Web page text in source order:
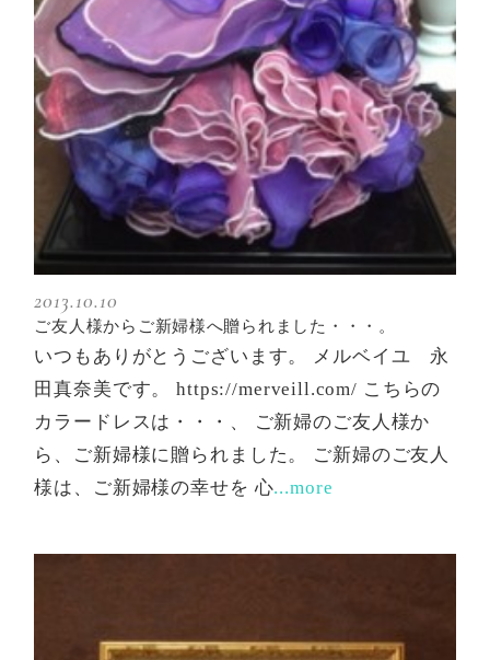
2013.10.10
ご友人様からご新婦様へ贈られました・・・。
いつもありがとうございます。 メルベイユ 永
田真奈美です。 https://merveill.com/ こちらの
カラードレスは・・・、 ご新婦のご友人様か
ら、ご新婦様に贈られました。 ご新婦のご友人
様は、ご新婦様の幸せを 心...more